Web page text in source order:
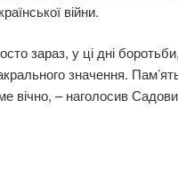
війни.
зараз, у ці дні
значення.
вічно, – наголосив